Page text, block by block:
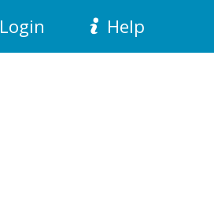
Login Help